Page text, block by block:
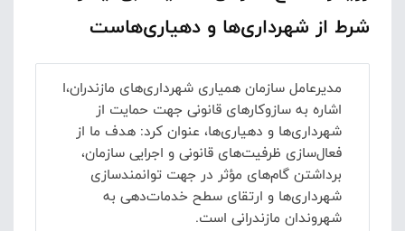
شرط از شهرداری‌ها و دهیاری‌هاست
مدیرعامل سازمان همیاری شهرداری‌های مازندران،ا
اشاره به سازوکارهای قانونی جهت حمایت از
شهرداری‌ها و دهیاری‌ها، عنوان کرد: هدف ما از
فعال‌سازی ظرفیت‌های قانونی و اجرایی سازمان،
برداشتن گام‌های مؤثر در جهت توانمندسازی
شهرداری‌ها و ارتقای سطح خدمات‌دهی به
شهروندان مازندرانی است.